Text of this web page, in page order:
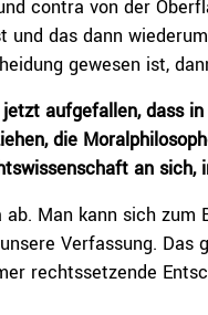
contra von der
und das dann
gewesen ist,
aufgefallen, dass
die
an
Man kann sich
Verfassung. Das
rechtssetzende